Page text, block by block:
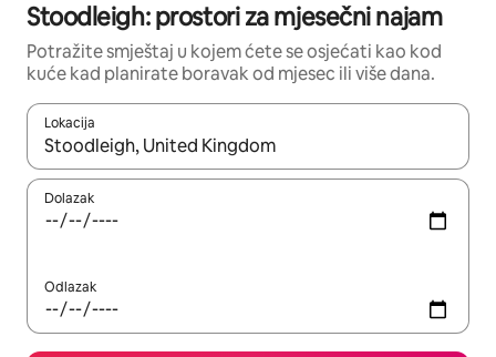
Stoodleigh: prostori za mjesečni najam
Potražite smještaj u kojem ćete se osjećati kao kod
kuće kad planirate boravak od mjesec ili više dana.
Lokacija
Kada budu dostupni rezultati, moći ćete ih pregledati
Dolazak
Odlazak